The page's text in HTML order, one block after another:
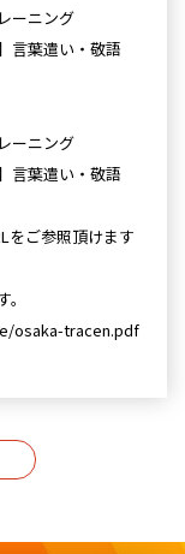
ーニング
言葉遣い・敬語
ーニング
言葉遣い・敬語
をご参照頂けます
osaka-tracen.pdf